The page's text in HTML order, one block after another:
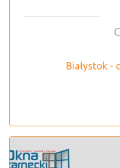
Białystok -